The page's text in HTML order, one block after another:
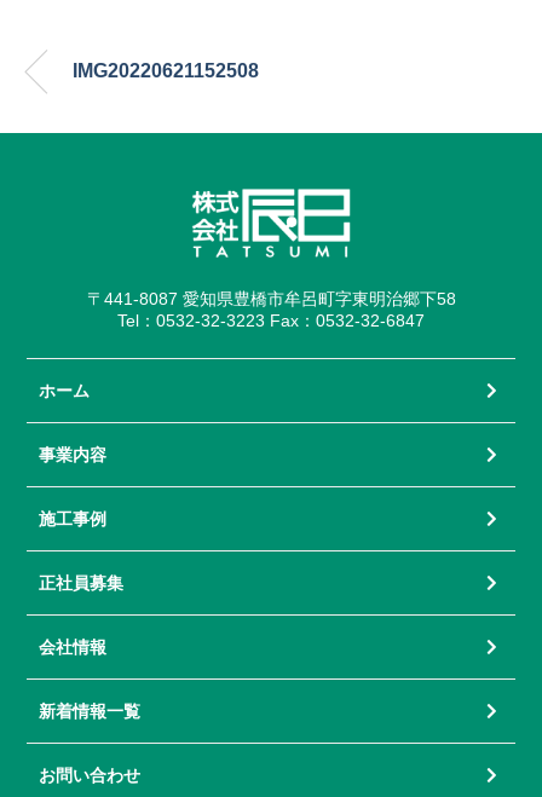
IMG20220621152508
〒441-8087 愛知県豊橋市牟呂町字東明治郷下58
Tel：0532-32-3223 Fax：0532-32-6847
ホーム
事業内容
施工事例
正社員募集
会社情報
新着情報一覧
お問い合わせ